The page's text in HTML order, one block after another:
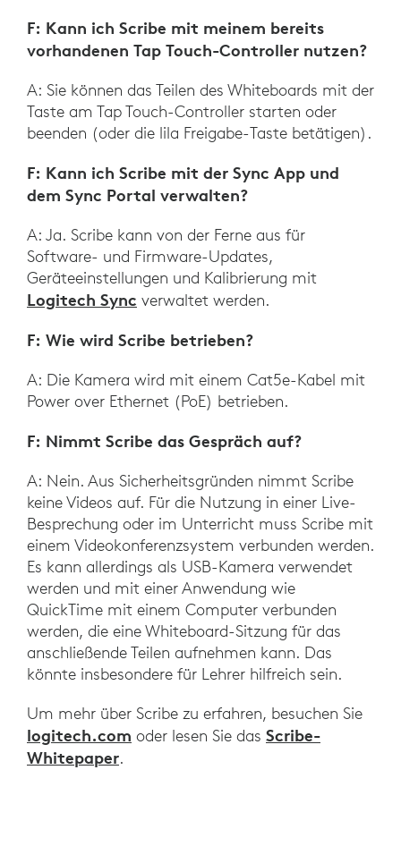
F: Kann ich Scribe mit meinem bereits
vorhandenen Tap Touch-Controller nutzen?
A: Sie können das Teilen des Whiteboards mit der
Taste am Tap Touch-Controller starten oder
beenden (oder die lila Freigabe-Taste betätigen).
F: Kann ich Scribe mit der Sync App und
dem Sync Portal verwalten?
A: Ja. Scribe kann von der Ferne aus für
Software- und Firmware-Updates,
Geräteeinstellungen und Kalibrierung mit
Logitech Sync verwaltet werden.
F: Wie wird Scribe betrieben?
A: Die Kamera wird mit einem Cat5e-Kabel mit
Power over Ethernet (PoE) betrieben.
F: Nimmt Scribe das Gespräch auf?
A: Nein. Aus Sicherheitsgründen nimmt Scribe
keine Videos auf. Für die Nutzung in einer Live-
Besprechung oder im Unterricht muss Scribe mit
einem Videokonferenzsystem verbunden werden.
Es kann allerdings als USB-Kamera verwendet
werden und mit einer Anwendung wie
QuickTime mit einem Computer verbunden
werden, die eine Whiteboard-Sitzung für das
anschließende Teilen aufnehmen kann. Das
könnte insbesondere für Lehrer hilfreich sein.
Um mehr über Scribe zu erfahren, besuchen Sie
logitech.com oder lesen Sie das Scribe-
Whitepaper.